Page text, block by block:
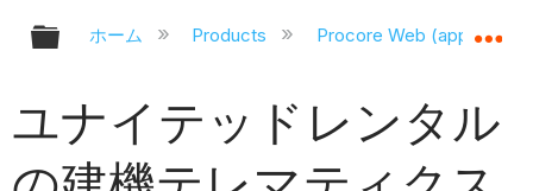
グローバル階層を展開/折りたたむ
ホーム Products Procore Web
ユナイテッドレンタル